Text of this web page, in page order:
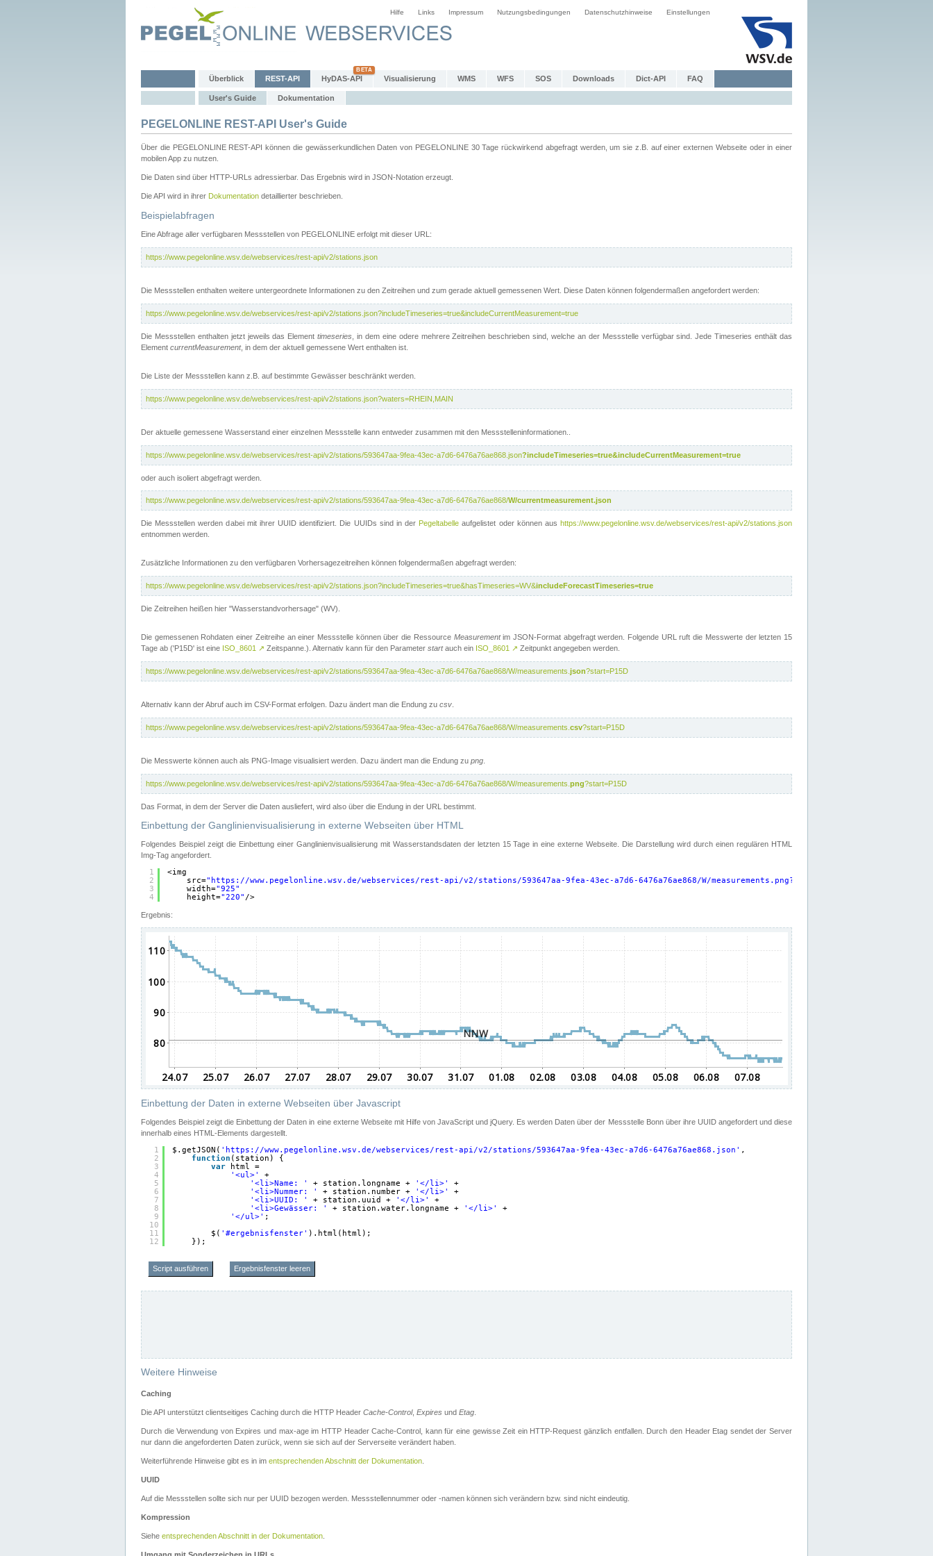
Hilfe Links Impressum Nutzungsbedingungen Datenschutzhinweise Einstellungen
Überblick REST-API HyDAS-API Visualisierung WMS WFS SOS Downloads Dict-API FAQ
User's Guide Dokumentation
PEGELONLINE REST-API User's Guide
Über die PEGELONLINE REST-API können die gewässerkundlichen Daten von PEGELONLINE 30 Tage rückwirkend abgefragt werden, um sie z.B. auf einer externen Webseite oder in einer
mobilen App zu nutzen.
Die Daten sind über HTTP-URLs adressierbar. Das Ergebnis wird in JSON-Notation erzeugt.
Die API wird in ihrer Dokumentation detaillierter beschrieben.
Beispielabfragen
Eine Abfrage aller verfügbaren Messstellen von PEGELONLINE erfolgt mit dieser URL:
https://www.pegelonline.wsv.de/webservices/rest-api/v2/stations.json
Die Messstellen enthalten weitere untergeordnete Informationen zu den Zeitreihen und zum gerade aktuell gemessenen Wert. Diese Daten können folgendermaßen angefordert werden:
https://www.pegelonline.wsv.de/webservices/rest-api/v2/stations.json?includeTimeseries=true&includeCurrentMeasurement=true
Die Messstellen enthalten jetzt jeweils das Elementtimeseries , in dem eine odere mehrere Zeitreihen beschrieben sind, welche an der Messstelle verfügbar sind. Jede Timeseries enthält das
Element currentMeasurement, in dem der aktuell gemessene Wert enthalten ist.
Die Liste der Messstellen kann z.B. auf bestimmte Gewässer beschränkt werden.
https://www.pegelonline.wsv.de/webservices/rest-api/v2/stations.json?waters=RHEIN,MAIN
Der aktuelle gemessene Wasserstand einer einzelnen Messstelle kann entweder zusammen mit den Messstelleninformationen..
https://www.pegelonline.wsv.de/webservices/rest-api/v2/stations/593647aa-9fea-43ec-a7d6-6476a76ae868.json?includeTimeseries=true&includeCurrentMeasurement=true
oder auch isoliert abgefragt werden.
https://www.pegelonline.wsv.de/webservices/rest-api/v2/stations/593647aa-9fea-43ec-a7d6-6476a76ae868/W/currentmeasurement.json
Die Messstellen werden dabei mit ihrer UUID identifiziert. Die UUIDs sind in der Pegeltabelle aufgelistet oder können aushttps://www.pegelonline.wsv.de/webservices/rest-api/v2/stations.json
entnommen werden.
Zusätzliche Informationen zu den verfügbaren Vorhersagezeitreihen können folgendermaßen abgefragt werden:
https://www.pegelonline.wsv.de/webservices/rest-api/v2/stations.json?includeTimeseries=true&hasTimeseries=WV&includeForecastTimeseries=true
Die Zeitreihen heißen hier "Wasserstandvorhersage" (WV).
Die gemessenen Rohdaten einer Zeitreihe an einer Messstelle können über die Ressource Measurementim JSON-Format abgefragt werden. Folgende URL ruft die Messwerte der letzten 15
Tage ab ('P15D' ist eine ISO_8601 ↗ Zeitspanne.). Alternativ kann für den Parameter startauch ein ISO_8601 ↗ Zeitpunkt angegeben werden.
https://www.pegelonline.wsv.de/webservices/rest-api/v2/stations/593647aa-9fea-43ec-a7d6-6476a76ae868/W/measurements. json?start=P15D
Alternativ kann der Abruf auch im CSV-Format erfolgen. Dazu ändert man die Endung zu csv
https://www.pegelonline.wsv.de/webservices/rest-api/v2/stations/593647aa-9fea-43ec-a7d6-6476a76ae868/W/measurements. csv?start=P15D
Die Messwerte können auch als PNG-Image visualisiert werden. Dazu ändert man die Endung zu png
https://www.pegelonline.wsv.de/webservices/rest-api/v2/stations/593647aa-9fea-43ec-a7d6-6476a76ae868/W/measurements. png?start=P15D
Das Format, in dem der Server die Daten ausliefert, wird also über die Endung in der URL bestimmt.
Einbettung der Ganglinienvisualisierung in externe Webseiten über HTML
Folgendes Beispiel zeigt die Einbettung einer Ganglinienvisualisierung mit Wasserstandsdaten der letzten 15 Tage in eine externe Webseite. Die Darstellung wird durch einen regulären HTML
Img-Tag angefordert.
1
2
3
4
<img
src=" https://www.pegelonline.wsv.de/webservices/rest-api/v2/stations/593647aa-9fea-43ec-a7d6-6476a76ae868/W/
width="925"
height="220" />
Ergebnis:
Einbettung der Daten in externe Webseiten über Javascript
Folgendes Beispiel zeigt die Einbettung der Daten in eine externe Webseite mit Hilfe von JavaScript und jQuery. Es werden Daten über der Messstelle Bonn über ihre UUID angefordert und diese
innerhalb eines HTML-Elements dargestellt.
1
2
3
4
5
6
7
8
9
10
11
12
$.getJSON( ' https://www.pegelonline.wsv.de/webservices/rest-api/v2/stations/593647aa-9fea-43ec-a7d6-6476a76ae868.json ' ,
function (station) {
var
html =
'<ul>'
+
'<li>Name: '
+ station.longname + '</li>'
+
'<li>Nummer: '
+ station.number + '</li>'
+
'<li>UUID: '
+ station.uuid + '</li>'
+
'<li>Gewässer: '
+ station.water.longname + '</li>'
+
'</ul>' ;
$( '#ergebnisfenster' ).html(html);
});
Script ausführen Ergebnisfenster leeren
Weitere Hinweise
Caching
Die API unterstützt clientseitiges Caching durch die HTTP Header Cache-Control, Expires und Etag.
Durch die Verwendung von Expires und max-age im HTTP Header Cache-Control, kann für eine gewisse Zeit ein HTTP-Request gänzlich entfallen. Durch den Header Etag sendet der Server
nur dann die angeforderten Daten zurück, wenn sie sich auf der Serverseite verändert haben.
Weiterführende Hinweise gibt es in im entsprechenden Abschnitt der Dokumentation.
UUID
Auf die Messstellen sollte sich nur per UUID bezogen werden. Messstellennummer oder -namen können sich verändern bzw. sind nicht eindeutig.
Kompression
Siehe entsprechenden Abschnitt in der Dokumentation.